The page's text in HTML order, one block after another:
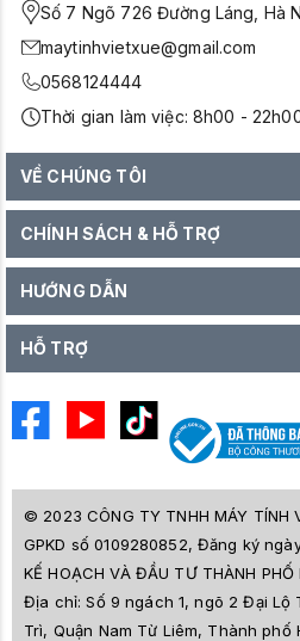
Số 7 Ngõ 726 Đường Láng, Hà
maytinhvietxue@gmail.com
0568124444
Thời gian làm việc: 8h00 -
VỀ CHÚNG TÔI
CHÍNH SÁCH & HỖ TRỢ
HƯỚNG DẪN
HỖ TRỢ
© 2023 CÔNG TY TNHH MÁY TÍNH
GPKD số 0109280852, Đăng ký
KẾ HOẠCH VÀ ĐẦU TƯ THÀNH PHỐ
Địa chỉ:Số 9 ngách 1, ngõ 2 Đại Lộ
Trì, Quận Nam Từ Liêm, Thành phố